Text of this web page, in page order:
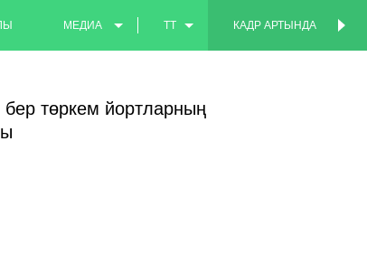
КАДР АРТЫНДА
МЕДИА TT
төркем йортларның
КАДР АРТЫНДА